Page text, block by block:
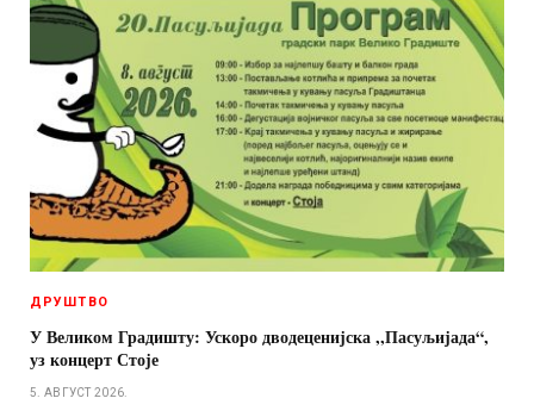
ДРУШТВО
У Великом Градишту: Ускоро дводеценијска ,,Пасуљијада“,
уз концерт Стоје
5. АВГУСТ 2026.